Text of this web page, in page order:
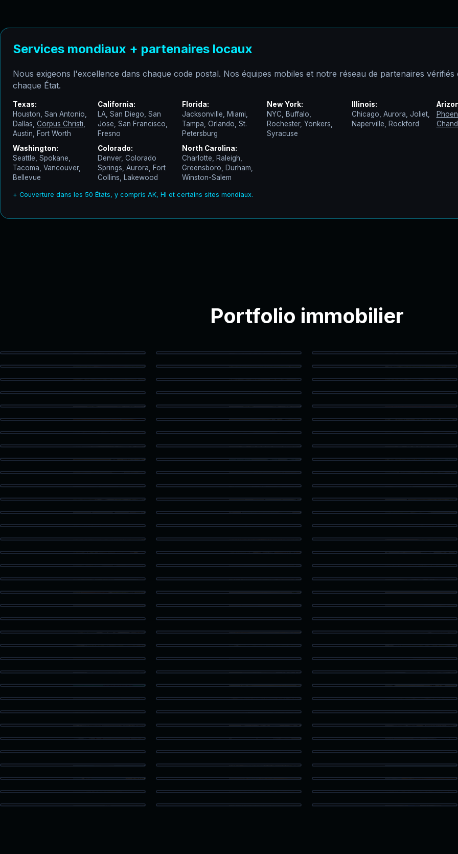
Services mondiaux + partenaires locaux
Nous exigeons l'excellence dans chaque code postal. Nos équipes mobiles et notre réseau de partenaires
chaque État.
Texas:
Houston, San Antonio,
Dallas, Corpus Christi,
Austin, Fort Worth
California:
LA, San Diego, San
Jose, San Francisco,
Fresno
Florida:
Jacksonville, Miami,
Tampa, Orlando, St.
Petersburg
New York:
NYC, Buffalo,
Rochester, Yonkers,
Syracuse
Illinois:
Chicago, Aurora, Joliet,
Naperville, Rockford
Washington:
Seattle, Spokane,
Tacoma, Vancouver,
Bellevue
Colorado:
Denver, Colorado
Springs, Aurora, Fort
Collins, Lakewood
North Carolina:
Charlotte, Raleigh,
Greensboro, Durham,
Winston-Salem
+ Couverture dans les 50 États, y compris AK, HI et certains sites mondiaux.
Portfolio immobilier
Alice, TX Aerial
Rural Land Aerial Large Rural Property
Coastal Pavilion
Community Building Outdoor Seating
Clean Bathroom
Vanity Corridor Bedroom Bay Windows
Built-in Cabinetry
Hardwood Room Commercial Storefront
Rear Commercial
Storage Office Entry Storage Drive Aisle
Twilight Storage Office
Neighborhood Aerial Suburban Aerial
Twilight Home
Backyard Pool Area Swimming Pool
Bedroom Ceiling Fan
Self Storage Facility Twilight Office
Home Office
Walk-in Shower Open Concept Living
Dual Sink Vanity
Freestanding Tub Minimalist Bedroom
Modern Single Story
Modern Living Room Entry Console
Kitchen Island
Minimalist Room Infinity Pool
Rustic Twilight
Sport Court Outdoor Fire Pit
Pool Sunset
Picnic Area Fire Pit Seating
Small Cabin
Rustic Feature Office Building
Large Windows Building
Building Facade Rustic Area
Wood A-Frame
A-Frame Structure A-Frame Living
Wooden Deck
Empty Hardwood Room Flex Space
Loft Style Room
Open Loft Hardwood Flooring
Empty Room
Modern Bathroom Modern Home
Home Driveway
Open Living Area Austin Urban Aerial
Lakeside Aerial
Wooded Aerial Hills Aerial
Seawall Cyclists
Corpus Christi View Art Museum Exterior
USS Lexington
Museum On The Bay Blue Angel on Deck USS Lexington
Rockport Cultural Arts District
Rockport Conference Center Texas Maritime Museum
Port Aransas Ferry
Covered Boat Docks Texas Longhorn
Rural Pond Aerial in Alice
Coastal Bend Stilt House Stilt House Deck in Rockport
Medical Waiting Room
Clinic Seating Area
Center
BAMC Room
New Nurse Station BAMC
Center
View
Medical Workspace Clinic Workspace
Port Aransas Water Tower
South Padre Island Aerial South Padre Aerial
South Padre Island High Rise
Agua SUD Water Tower Christus Spohn Hospital Shoreline
Foley Alabama Water Tower
Solar Farm Aerial Virtual Twilight Waterfront Condos
Compass Condos
Wooded Property Drone Image Modern Commercial Building